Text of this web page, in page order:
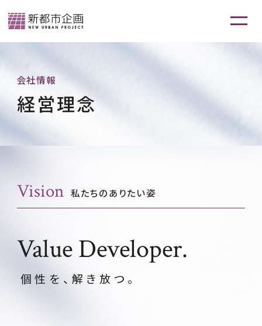
会社情報
経営理念
Vision 私たちのありたい姿
Value Developer.
個性を、解き放つ。